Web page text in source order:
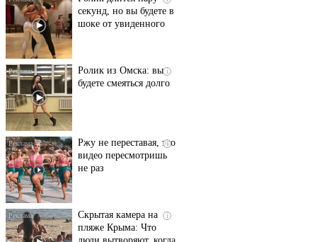
секунд, но вы будете в
шоке от увиденного
i
Ролик из Омска: вы
будете смеяться долго
i
Ржу не переставая, это
видео пересмотришь
не раз
i
Скрытая камера на
пляже Крыма: Что
люди вытворяют, когда